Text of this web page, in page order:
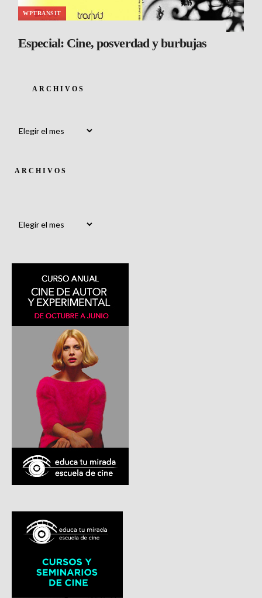
WPTRANSIT
Especial: Cine, posverdad y burbujas
ARCHIVOS
ARCHIVOS